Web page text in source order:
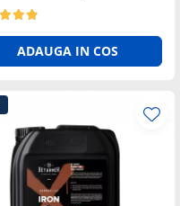
ADAUGA IN COS